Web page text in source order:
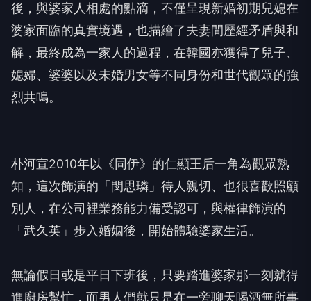
後， 與婆家人相處的點滴， 不僅呈現新婚初期兒媳在
婆家面臨的真實境遇， 也描繪了夫妻間歷經矛盾與和
解，最終成為一家人的過程， 在韓國亦獲得了兒子、
媳婦、 婆婆以及未婚男女等不同身份和世代觀眾的強
烈共鳴。
朴河宣2010年以《同伊》的仁顯王后一角為觀眾熟
知， 這次飾演的「閔思璘」待人親切、也很喜歡照顧
別人， 在公司裡業務能力備受認可，與權律飾演的
「武久英」步入婚姻後， 開始體驗婆家生活。
無論假日或是平日下班後， 只要踏進婆家那一刻就得
進廚房幫忙， 而男人們就只是在一旁聊天喝酒無所事